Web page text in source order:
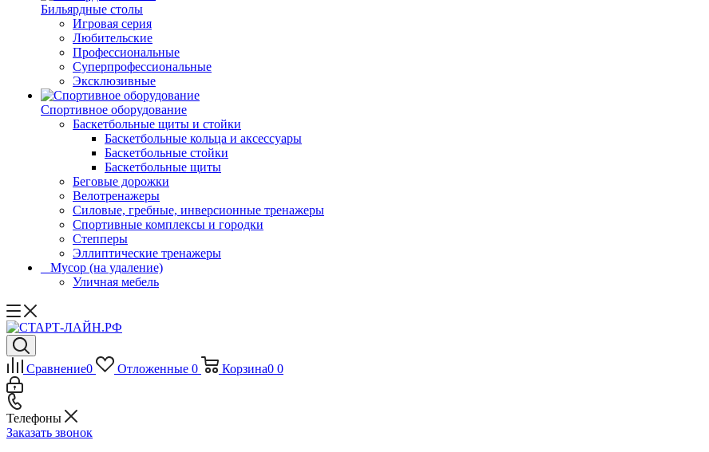
Бильярдные столы
Игровая серия
Любительские
Профессиональные
Суперпрофессиональные
Эксклюзивные
Спортивное оборудование
Баскетбольные щиты и стойки
Баскетбольные кольца и аксессуары
Баскетбольные стойки
Баскетбольные щиты
Беговые дорожки
Велотренажеры
Силовые, гребные, инверсионные тренажеры
Спортивные комплексы и городки
Степперы
Эллиптические тренажеры
_ Мусор (на удаление)
Уличная мебель
Сравнение0 Отложенные 0 Корзина0 0
Телефоны
Заказать звонок